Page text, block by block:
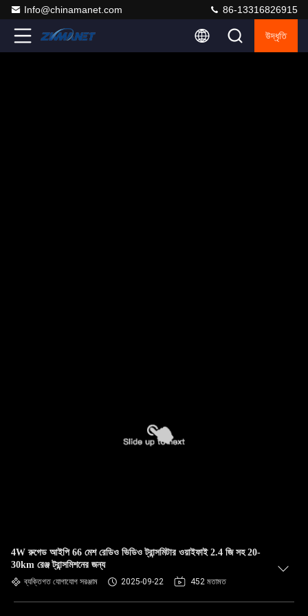
Info@chinamanet.com 86-13316826915
উদ্ধৃতি
4W রুগেড আইপি 66 মেশ রেডিও ভিডিও ট্রান্সমিটার ওয়াইফাই 2.4 জি সহ 20-
30km রেঞ্জ ট্রান্সমিশনের জন্য
ব্যক্তিগত যোগাযোগ সরঞ্জাম 2025-09-22 452 মতামত